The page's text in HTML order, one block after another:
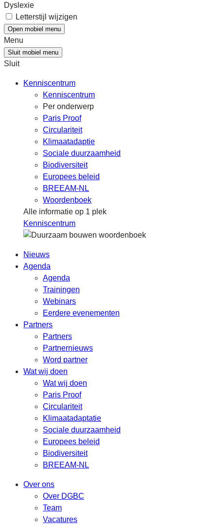
Dyslexie
Letterstijl wijzigen
Open mobiel menu
Menu
Sluit mobiel menu
Sluit
Kenniscentrum
Kenniscentrum
Per onderwerp
Paris Proof
Circulariteit
Klimaatadaptie
Sociale duurzaamheid
Biodiversiteit
Europees beleid
BREEAM-NL
Woordenboek
Alle informatie op 1 plek
Kenniscentrum
Nieuws
Agenda
Agenda
Trainingen
Webinars
Eerdere evenementen
Partners
Partners
Partnernieuws
Word partner
Wat wij doen
Wat wij doen
Paris Proof
Circulariteit
Klimaatadaptatie
Sociale duurzaamheid
Europees beleid
Biodiversiteit
BREEAM-NL
Over ons
Over DGBC
Team
Vacatures